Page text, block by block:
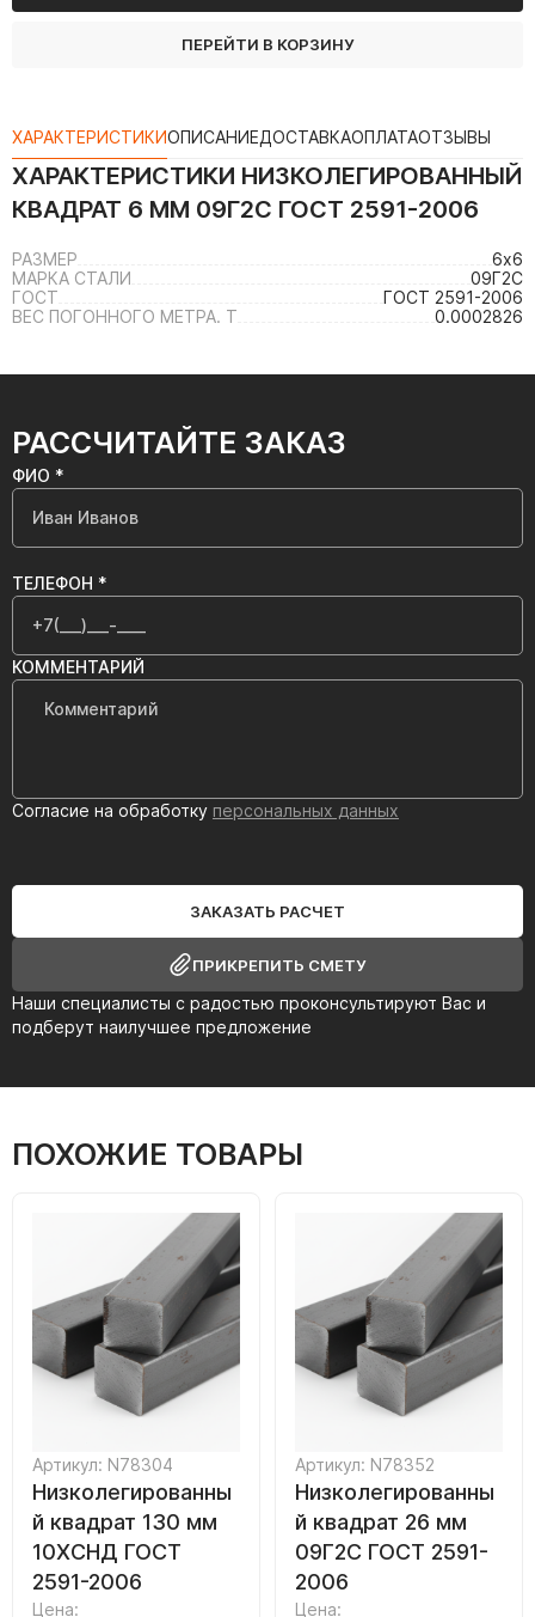
ПЕРЕЙТИ В КОРЗИНУ
ХАРАКТЕРИСТИКИОПИСАНИЕДОСТАВКАОПЛАТАОТЗЫВЫ
ХАРАКТЕРИСТИКИ НИЗКОЛЕГИРОВАННЫЙ
КВАДРАТ 6 ММ 09Г2С ГОСТ 2591-2006
РАЗМЕР
6х6
МАРКА СТАЛИ
09Г2С
ГОСТ
ГОСТ 2591-2006
ВЕС ПОГОННОГО МЕТРА. Т
0.0002826
РАССЧИТАЙТЕ ЗАКАЗ
Наши специалисты с радостью проконсультируют Вас и
подберут наилучшее предложение
ФИО *
ТЕЛЕФОН *
КОММЕНТАРИЙ
Согласие на обработку персональных данных
ЗАКАЗАТЬ РАСЧЕТ
ПРИКРЕПИТЬ СМЕТУ
ПОХОЖИЕ ТОВАРЫ
Артикул: N78304
Низколегированны
й квадрат 130 мм
10ХСНД ГОСТ
2591-2006
Цена:
Артикул: N78352
Низколегированны
й квадрат 26 мм
09Г2С ГОСТ 2591-
2006
Цена: